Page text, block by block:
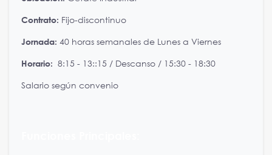
Contrato: Fijo-discontinuo
Jornada: 40 horas semanales de Lunes a Viernes
Horario: 8:15 - 13::15 / Descanso / 15:30 - 18:30
Salario según convenio